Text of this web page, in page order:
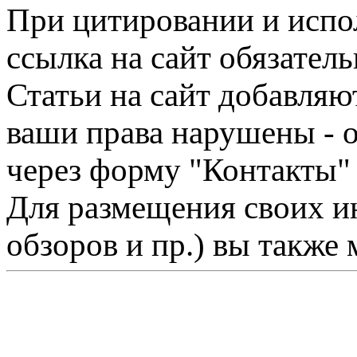
При цитировании и
ссылка на сайт
Статьи на сайт
ваши права нарушены -
через форму "Контакты"
Для размещения своих
обзоров и пр.) вы также